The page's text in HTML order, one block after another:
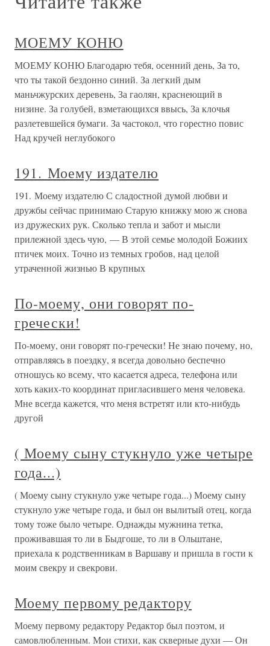
МОЕМУ КОНЮ
МОЕМУ КОНЮ Благодарю тебя, осенний день, За то,
что ты такой бездонно синий. За легкий дым
маньчжурских деревень, За гаолян, краснеющий в
низине. За голубей, взметающихся ввысь, За клочья
разлетевшейся бумаги. За частокол, что горестно повис
Над кручей неглубокого
191. Моему издателю
191. Моему издателю С сладостной думой любви и
дружбы сейчас принимаю Старую книжку мою ж снова
из дружеских рук. Сколько тепла и забот и мысли
прилежной здесь чую, — В этой семье молодой Божиих
птичек моих. Точно из темных гробов, над целой
утраченной жизнью В крупных
По-моему, они говорят по-
гречески!
По-моему, они говорят по-гречески! Не знаю почему, но,
отправляясь в поездку, я всегда довольно беспечно
отношусь ко всему, что касается адреса, телефона или
хоть каких-то координат пригласившего меня человека.
Мне всегда кажется, что меня встретят или кто-нибудь
другой
( Моему сыну стукнуло уже четыре
года...)
( Моему сыну стукнуло уже четыре года...) Моему сыну
стукнуло уже четыре года, и был он вылитый отец, когда
тому тоже было четыре. Однажды мужнина тетка,
проживавшая то ли в Быдгоше, то ли в Ольштане,
приехала к родственникам в Варшаву и пришла в гости к
моим свекру и свекрови.
Моему первому редактору
Моему первому редактору Редактор был поэтом, и
самовлюбленным. Мои стихи, как скверные духи — Он